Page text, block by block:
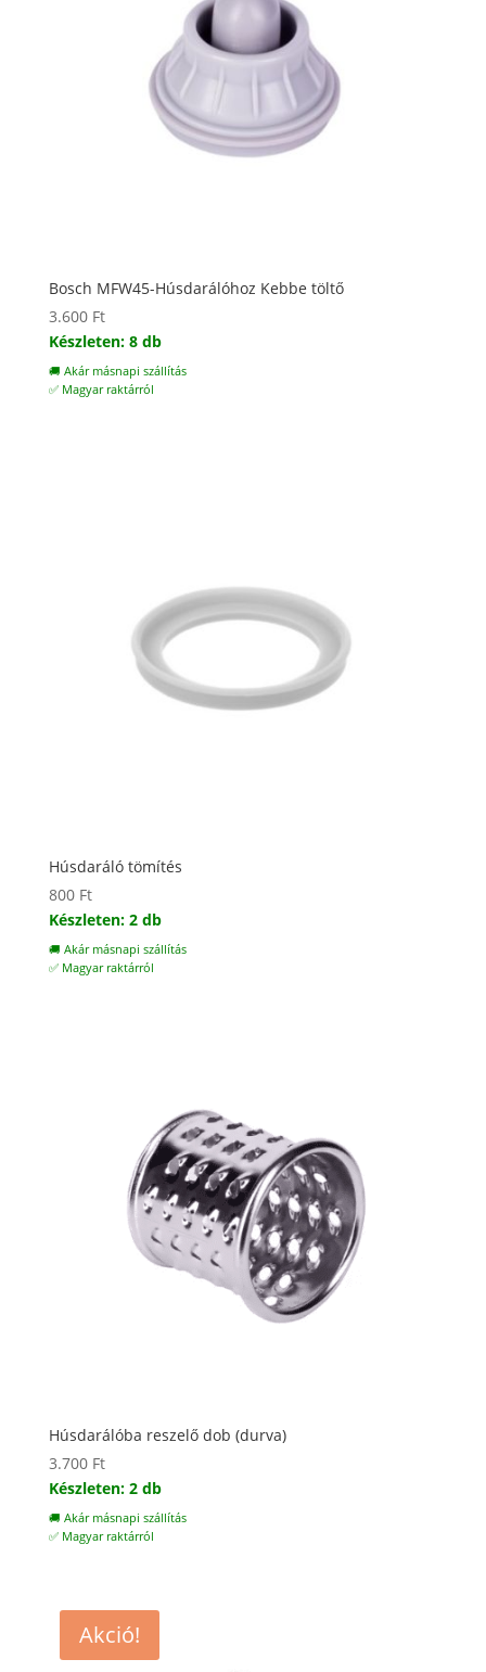
Bosch MFW45-Húsdarálóhoz Kebbe töltő
3.600 Ft
Készleten: 8 db
🚚 Akár másnapi szállítás
✅ Magyar raktárról
Húsdaráló tömítés
800 Ft
Készleten: 2 db
🚚 Akár másnapi szállítás
✅ Magyar raktárról
Húsdarálóba reszelő dob (durva)
3.700 Ft
Készleten: 2 db
🚚 Akár másnapi szállítás
✅ Magyar raktárról
Akció!